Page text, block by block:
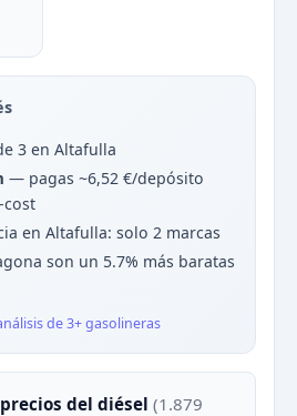
3 en Altafulla
— pagas ~6,52 €/depósito
cost
en Altafulla: solo 2 marcas
son un 5.7% más baratas
de 3+ gasolineras
del diésel (1.879